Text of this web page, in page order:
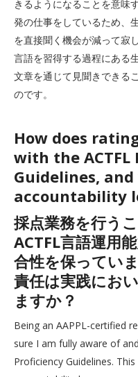
きるようになることを意味
発の仕事をしているため、
を直接聞く機会が減って寂
言語を習得する過程にある
文章を通じて見聞きできる
のです。
How does
with the ACTFL
Guidelines,
accountability
採点業務を行う
ACTFL言語運用
合性を保ってい
責任は実践にお
ますか？
Being an AAPPL-certified
sure I am fully aware of
Proficiency Guidelines.